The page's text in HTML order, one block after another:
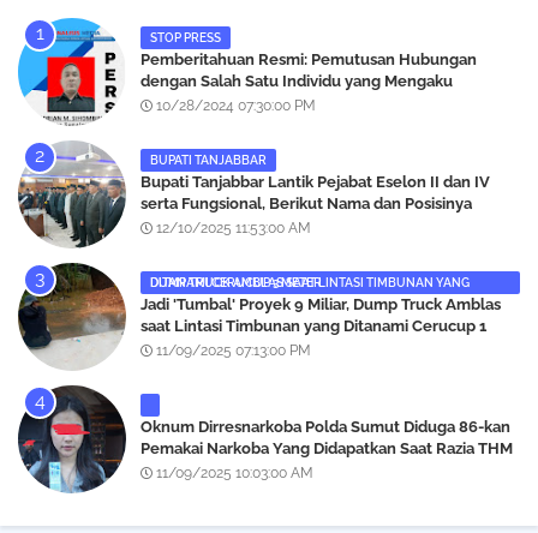
STOP PRESS
Pemberitahuan Resmi: Pemutusan Hubungan
dengan Salah Satu Individu yang Mengaku
Wartawan Analisismedia.com
10/28/2024 07:30:00 PM
BUPATI TANJABBAR
‎Bupati Tanjabbar Lantik Pejabat Eselon II dan IV
serta Fungsional, Berikut Nama dan Posisinya
12/10/2025 11:53:00 AM
DUMP TRUCK AMBLAS SAAT LINTASI TIMBUNAN YANG DITANAMI CERUCUP 3 METER
‎Jadi 'Tumbal' Proyek 9 Miliar, Dump Truck Amblas
saat Lintasi Timbunan yang Ditanami Cerucup 1
Meter
11/09/2025 07:13:00 PM
Oknum Dirresnarkoba Polda Sumut Diduga 86-kan
Pemakai Narkoba Yang Didapatkan Saat Razia THM
Black Owl, Propam Diminta Bertindak
11/09/2025 10:03:00 AM